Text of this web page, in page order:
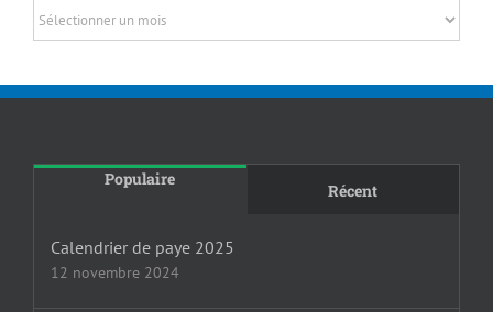
Archives
Populaire
Récent
Calendrier de paye 2025
12 novembre 2024